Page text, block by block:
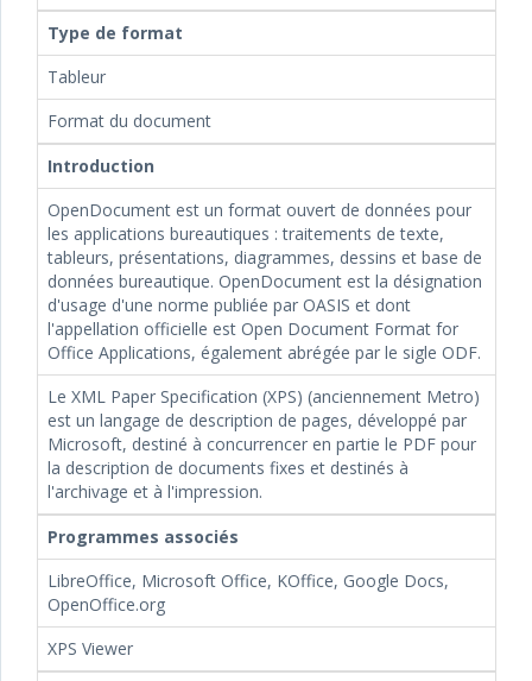
Type de format
Tableur
Format du document
Introduction
OpenDocument est un format ouvert de données pour
les applications bureautiques : traitements de texte,
tableurs, présentations, diagrammes, dessins et base de
données bureautique. OpenDocument est la désignation
d'usage d'une norme publiée par OASIS et dont
l'appellation officielle est Open Document Format for
Office Applications, également abrégée par le sigle ODF.
Le XML Paper Specification (XPS) (anciennement Metro)
est un langage de description de pages, développé par
Microsoft, destiné à concurrencer en partie le PDF pour
la description de documents fixes et destinés à
l'archivage et à l'impression.
Programmes associés
LibreOffice, Microsoft Office, KOffice, Google Docs,
OpenOffice.org
XPS Viewer